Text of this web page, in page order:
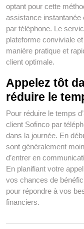
optant pour cette
assistance instantanée
par téléphone. Le
plateforme conviviale
manière pratique et
client optimale.
Appelez tôt
réduire le
Pour réduire le temps
client Sofinco par
dans la journée. En
sont généralement
d’entrer en
En planifiant votre
vos chances de
pour répondre à vos
financiers.